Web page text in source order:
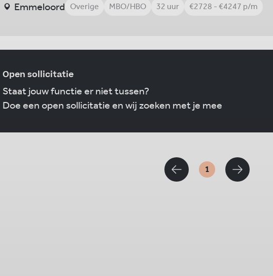
Emmeloord Overige MBO/HBO 32 uur €2728 - €4247 p/m
Open sollicitatie
Staat jouw functie er niet tussen?
Doe een open sollicitatie en wij zoeken met je mee
1